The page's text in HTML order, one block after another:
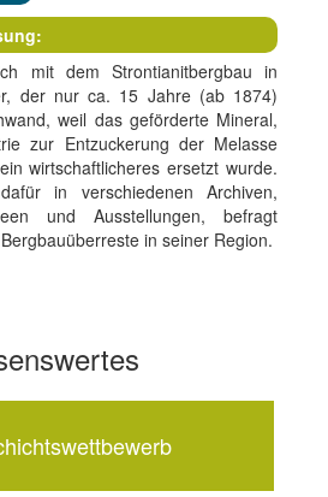
mit dem Strontianitbergbau in
der nur ca. 15 Jahre (ab 1874)
weil das geförderte Mineral,
zur Entzuckerung der Melasse
wirtschaftlicheres ersetzt wurde.
in verschiedenen Archiven,
und Ausstellungen, befragt
in seiner Region.